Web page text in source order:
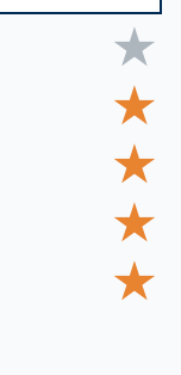
★
★
★
★
★